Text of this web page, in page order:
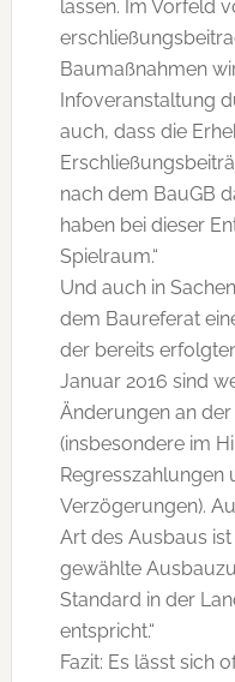
lassen. Im Vorfeld
Baumaßnahmen
Infoveranstaltung
auch, dass die
nach dem BauGB
haben bei dieser
Spielraum.“
Und auch in
dem Baureferat
der bereits
Januar 2016 sind
Änderungen an
(insbesondere im
Regresszahlungen
Verzögerungen).
Art des Ausbaus
gewählte
Standard in der
entspricht.“
Fazit: Es lässt sich